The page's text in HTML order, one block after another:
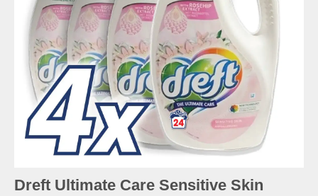
Dreft Ultimate Care Sensitive Skin